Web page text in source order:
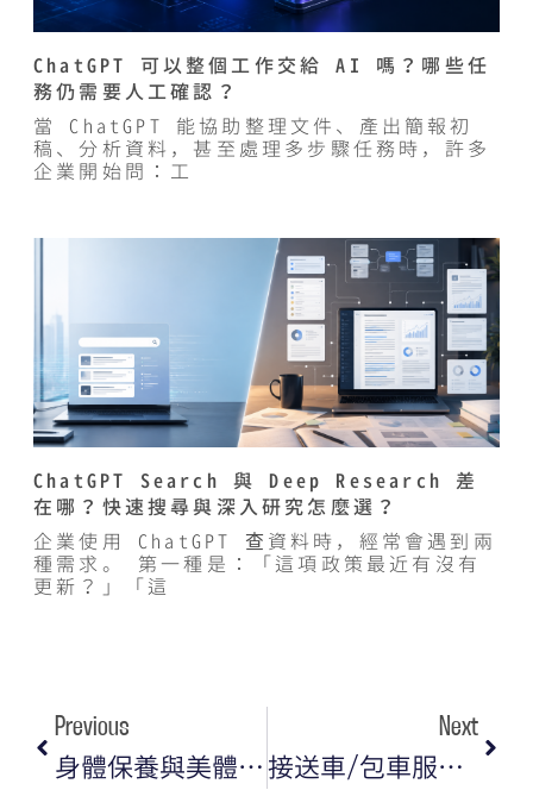
ChatGPT 可以整個工作交給 AI 嗎？哪些任
務仍需要人工確認？
當 ChatGPT 能協助整理文件、產出簡報初
稿、分析資料，甚至處理多步驟任務時，許多
企業開始問：工
ChatGPT Search 與 Deep Research 差
在哪？快速搜尋與深入研究怎麼選？
企業使用 ChatGPT 查資料時，經常會遇到兩
種需求。 第一種是：「這項政策最近有沒有
更新？」「這
Previous
身體保養與美體產品品牌經營｜善用KOL行銷打造專屬口碑力
Next
接送車/包車服務數位行銷攻略｜Google Ads + LINE 預約的雙引擎成長術